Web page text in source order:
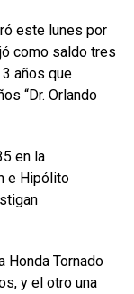
este lunes por
como saldo tres
años que
“Dr. Orlando
en la
e Hipólito
Honda Tornado
y el otro una